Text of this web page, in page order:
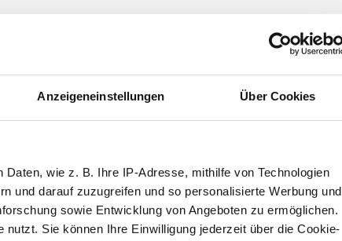
Anzeigeneinstellungen Über Cookies
Daten, wie z. B. Ihre IP-Adresse, mithilfe von Technologien
und darauf zuzugreifen und so personalisierte Werbung und
sowie Entwicklung von Angeboten zu ermöglichen.
Sie können Ihre Einwilligung jederzeit über die Cookie-